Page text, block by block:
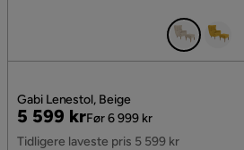
Gabi Lenestol, Beige
Pris
5 599 kr
Original
Pris
Før 6 999 kr
Tidligere laveste pris 5 599 kr